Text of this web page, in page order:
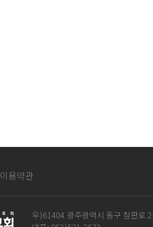
이용약관
우)61404 광주광역시 동구 참판로